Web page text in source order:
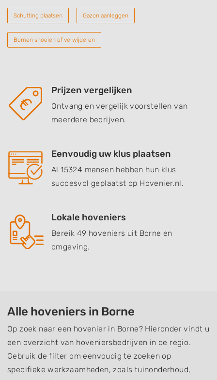
Schutting plaatsen Gazon aanleggen
Bomen snoeien of verwijderen
Prijzen vergelijken
Ontvang en vergelijk voorstellen van
meerdere bedrijven.
Eenvoudig uw klus plaatsen
Al 15324 mensen hebben hun klus
succesvol geplaatst op Hovenier.nl.
Lokale hoveniers
Bereik 49 hoveniers uit Borne en
omgeving.
Alle hoveniers in Borne
Op zoek naar een hovenier in Borne? Hieronder vindt u
een overzicht van hoveniersbedrijven in de regio.
Gebruik de filter om eenvoudig te zoeken op
specifieke werkzaamheden, zoals tuinonderhoud,